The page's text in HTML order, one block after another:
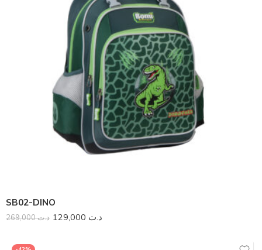
SB02-DINO
د.ت269,000 د.ت